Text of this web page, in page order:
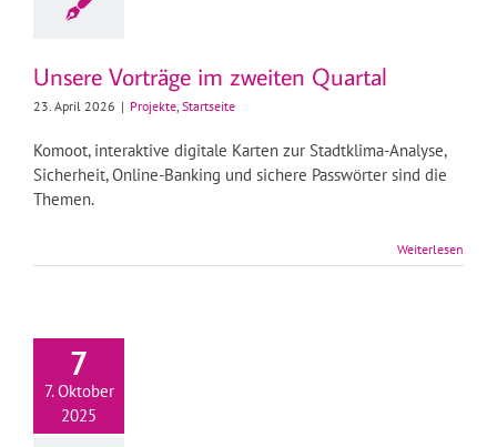
Unsere Vorträge im zweiten Quartal
23. April 2026 | Projekte, Startseite
Komoot, interaktive digitale Karten zur Stadtklima-Analyse,
Sicherheit, Online-Banking und sichere Passwörter sind die
Themen.
Weiterlesen
7
7. Oktober
2025